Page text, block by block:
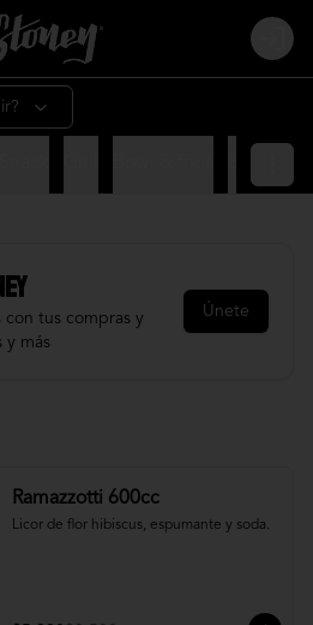
Login
con tus compras y
y más
Únete
Ramazzotti 600cc
Licor de flor hibiscus, espumante y soda.